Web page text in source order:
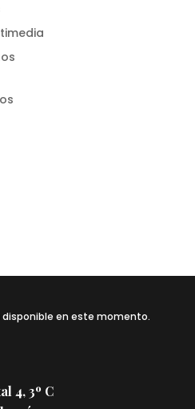
en este momento.
4, 3º C